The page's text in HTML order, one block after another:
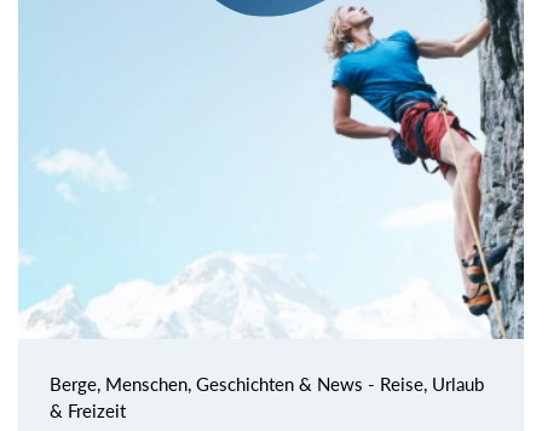
Berge, Menschen, Geschichten & News - Reise, Urlaub
& Freizeit